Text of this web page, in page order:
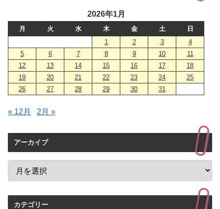
2026年1月
月 火 水 木 金 土
日
1
2 3
4
5
6 7 8 9 10
11
12
13 14 15 16 17
18
19
20 21 22 23 24
25
26
27 28 29 30 31
« 12月 2月 »
アーカイブ
カテゴリー